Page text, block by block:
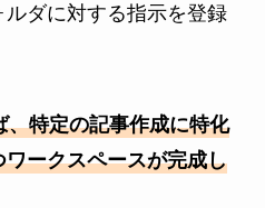
ダに対する指示を登録
特定の記事作成に特化
ークスペースが完成し